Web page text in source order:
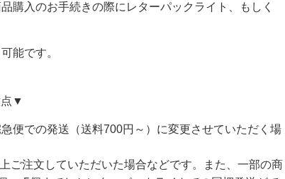
購入のお手続きの際にレターパックライト、もしく
能です。
▼
便での発送（送料700円～）に変更させていただく場
ご注文していただいた場合などです。また、一部の商